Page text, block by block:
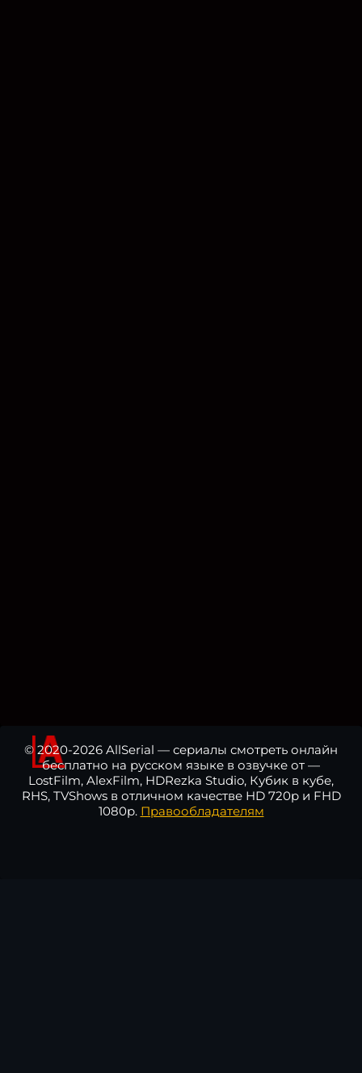
© 2020-2026 AllSerial — сериалы смотреть онлайн
бесплатно на русском языке в озвучке от —
LostFilm, AlexFilm, HDRezka Studio, Кубик в кубе,
RHS, TVShows в отличном качестве HD 720p и FHD
1080p. Правообладателям